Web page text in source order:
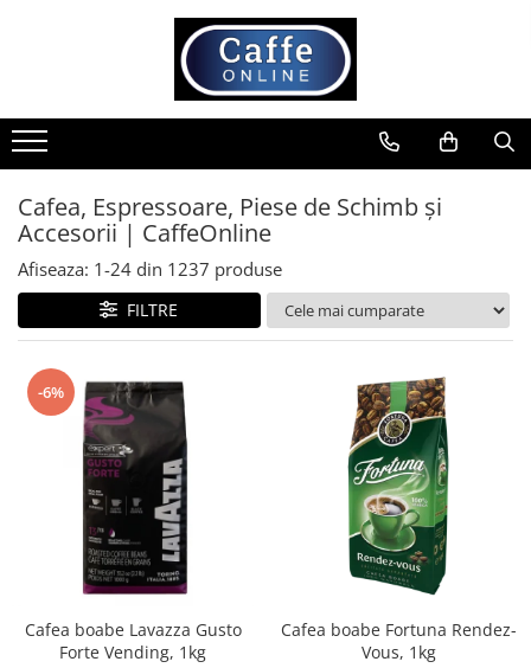
Cafea
Cafea Boabe
Capsule Cafea
Cafea Macinata
Cafea Instant
Espressoare
Aparate Automate
Aparate capsule
Aparate clasice
Accesorii
Complementare
Diverse
Cafea, Espressoare, Piese de Schimb și
Accesorii | CaffeOnline
Afiseaza: 1-24 din 1237 produse
FILTRE
-6%
Cafea boabe Lavazza Gusto
Forte Vending, 1kg
Cafea boabe Fortuna Rendez-
Vous, 1kg